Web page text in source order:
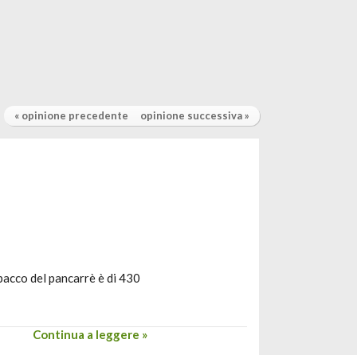
« opinione precedente opinione successiva »
del pancarrè è di 430
Continua a leggere »